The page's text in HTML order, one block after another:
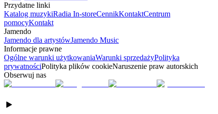
Przydatne linki
Katalog muzykiRadia In-storeCennikKontaktCentrum
pomocyKontakt
Jamendo
Jamendo dla artystówJamendo Music
Informacje prawne
Ogólne warunki użytkowaniaWarunki sprzedażyPolityka
prywatnościPolityka plików cookieNaruszenie praw autorskich
Obserwuj nas